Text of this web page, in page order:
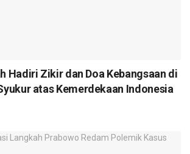
Hadiri Zikir dan Doa Kebangsaan di
atas Kemerdekaan Indonesia